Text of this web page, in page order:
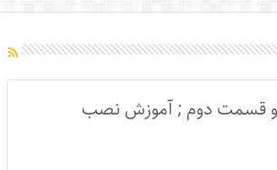
قسمت دوم ; آموزش نصب